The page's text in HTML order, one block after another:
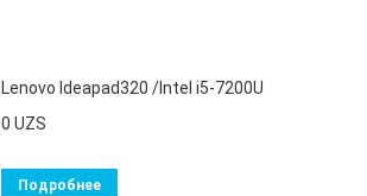
Lenovo Ideapad320 /Intel i5-7200U
0 UZS
Подробнее